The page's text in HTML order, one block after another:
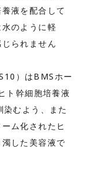
液を配合して
のように軽
られません
）はBMSホー
ト幹細胞培養液
むよう、また
ム化されたヒ
した美容液で